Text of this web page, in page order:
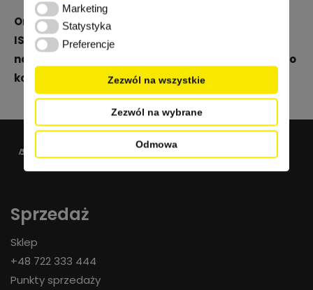
MarketingMarketing
StatystykaStatystyka
PreferencjePreferencje
Zezwól na wszystkie
Zezwól na wybrane
Odmowa
Oryginalne maty, produkowane na licencji
ISOBOOSTER, można nabyć we wskazanych przez
nas punktach. W razie wątpliwości zapraszamy do
kontaktu.
Sprzedaż
Sklep
+48 722 333 444
Punkty sprzedaży